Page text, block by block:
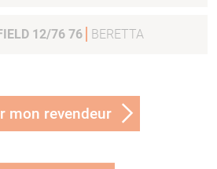
AUTO A400 L FIELD 12/76 76 BERETTA
mon revendeur